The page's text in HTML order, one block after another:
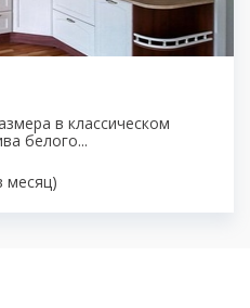
в классическом
белого...
месяц)